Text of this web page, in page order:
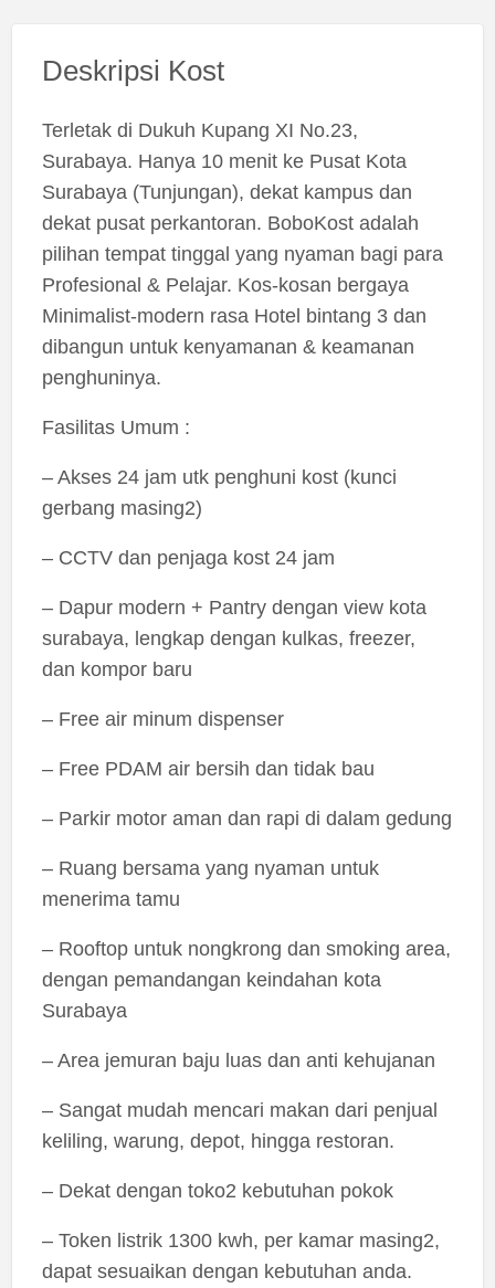
Deskripsi Kost
Terletak di Dukuh Kupang XI No.23,
Surabaya. Hanya 10 menit ke Pusat Kota
Surabaya (Tunjungan), dekat kampus dan
dekat pusat perkantoran. BoboKost adalah
pilihan tempat tinggal yang nyaman bagi para
Profesional & Pelajar. Kos-kosan bergaya
Minimalist-modern rasa Hotel bintang 3 dan
dibangun untuk kenyamanan & keamanan
penghuninya.
Fasilitas Umum :
– Akses 24 jam utk penghuni kost (kunci
gerbang masing2)
– CCTV dan penjaga kost 24 jam
– Dapur modern + Pantry dengan view kota
surabaya, lengkap dengan kulkas, freezer,
dan kompor baru
– Free air minum dispenser
– Free PDAM air bersih dan tidak bau
– Parkir motor aman dan rapi di dalam gedung
– Ruang bersama yang nyaman untuk
menerima tamu
– Rooftop untuk nongkrong dan smoking area,
dengan pemandangan keindahan kota
Surabaya
– Area jemuran baju luas dan anti kehujanan
– Sangat mudah mencari makan dari penjual
keliling, warung, depot, hingga restoran.
– Dekat dengan toko2 kebutuhan pokok
– Token listrik 1300 kwh, per kamar masing2,
dapat sesuaikan dengan kebutuhan anda.